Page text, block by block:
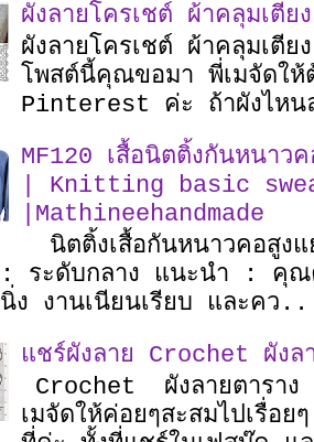
ผังลายโครเชต์ ผ้าคลุมเ
ผังลายโครเชต์ ผ้าคลุมเ
โพสต์นี้คุณขอมา พี่เมจัดใ
Pinterest ค่ะ ถ้าผังไหน
MF120 เสื้อนิตติ้งกันหนา
| Knitting basic
|Mathineehandmade
นิตติ้งเสื้อกันหนาวคอสูง
ะดับกลาง แนะนำ : คุณค
นิ่ง งานเนียนเรียบ และคว
แชร์ผังลาย Crochet ผังล
Crochet ผังลายตารา
เมจัดให้ค่อยๆสะสมไปเรื่อ